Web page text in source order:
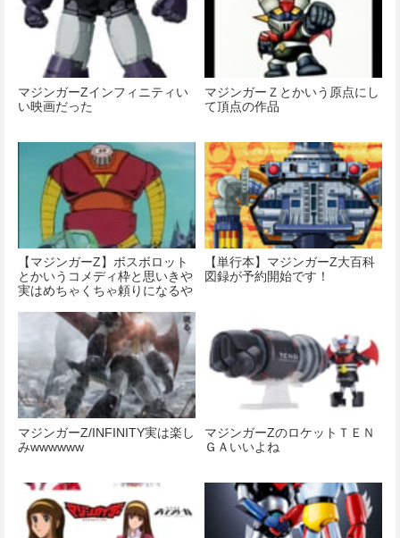
マジンガーZインフィニティい
い映画だった
マジンガーＺとかいう原点にし
て頂点の作品
【マジンガーZ】ボスボロット
とかいうコメディ枠と思いきや
実はめちゃくちゃ頼りになるや
【単行本】マジンガーZ大百科
図録が予約開始です！
マジンガーZ/INFINITY実は楽し
みwwwwww
マジンガーZのロケットＴＥＮ
ＧＡいいよね